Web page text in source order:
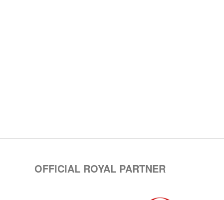
OFFICIAL ROYAL PARTNER